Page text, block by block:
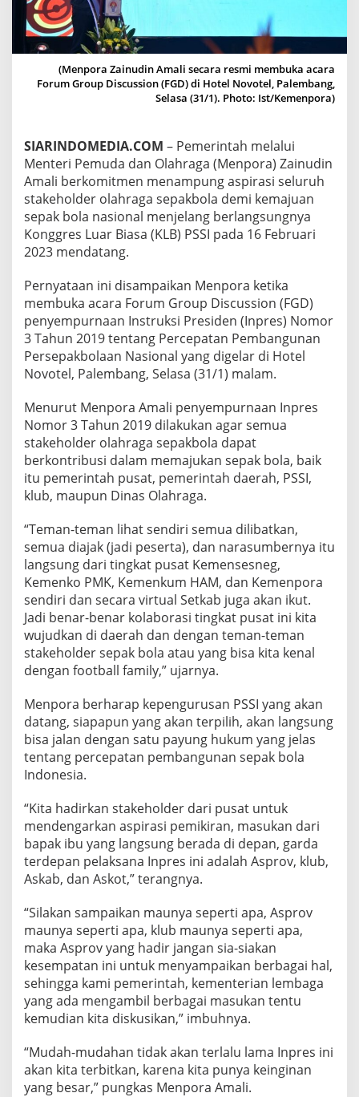
I
S
T
A
L
D
E
R
D
E
M
E
A
J
U
A
N
S
P
A
K
B
O
L
A
A
S
I
O
N
A
L
(Menpora Zainudin Amali secara resmi membuka acara
Forum Group Discussion (FGD) di Hotel Novotel, Palembang,
Selasa (31/1). Photo: Ist/Kemenpora)
SIARINDOMEDIA.COM – Pemerintah melalui
Menteri Pemuda dan Olahraga (Menpora) Zainudin
Amali berkomitmen menampung aspirasi seluruh
stakeholder olahraga sepakbola demi kemajuan
sepak bola nasional menjelang berlangsungnya
Konggres Luar Biasa (KLB) PSSI pada 16 Februari
2023 mendatang.
Pernyataan ini disampaikan Menpora ketika
membuka acara Forum Group Discussion (FGD)
penyempurnaan Instruksi Presiden (Inpres) Nomor
3 Tahun 2019 tentang Percepatan Pembangunan
Persepakbolaan Nasional yang digelar di Hotel
Novotel, Palembang, Selasa (31/1) malam.
Menurut Menpora Amali penyempurnaan Inpres
Nomor 3 Tahun 2019 dilakukan agar semua
stakeholder olahraga sepakbola dapat
berkontribusi dalam memajukan sepak bola, baik
itu pemerintah pusat, pemerintah daerah, PSSI,
klub, maupun Dinas Olahraga.
“Teman-teman lihat sendiri semua dilibatkan,
semua diajak (jadi peserta), dan narasumbernya itu
langsung dari tingkat pusat Kemensesneg,
Kemenko PMK, Kemenkum HAM, dan Kemenpora
sendiri dan secara virtual Setkab juga akan ikut.
Jadi benar-benar kolaborasi tingkat pusat ini kita
wujudkan di daerah dan dengan teman-teman
stakeholder sepak bola atau yang bisa kita kenal
dengan football family,” ujarnya.
Menpora berharap kepengurusan PSSI yang akan
datang, siapapun yang akan terpilih, akan langsung
bisa jalan dengan satu payung hukum yang jelas
tentang percepatan pembangunan sepak bola
Indonesia.
“Kita hadirkan stakeholder dari pusat untuk
mendengarkan aspirasi pemikiran, masukan dari
bapak ibu yang langsung berada di depan, garda
terdepan pelaksana Inpres ini adalah Asprov, klub,
Askab, dan Askot,” terangnya.
“Silakan sampaikan maunya seperti apa, Asprov
maunya seperti apa, klub maunya seperti apa,
maka Asprov yang hadir jangan sia-siakan
kesempatan ini untuk menyampaikan berbagai hal,
sehingga kami pemerintah, kementerian lembaga
yang ada mengambil berbagai masukan tentu
kemudian kita diskusikan,” imbuhnya.
“Mudah-mudahan tidak akan terlalu lama Inpres ini
akan kita terbitkan, karena kita punya keinginan
yang besar,” pungkas Menpora Amali.